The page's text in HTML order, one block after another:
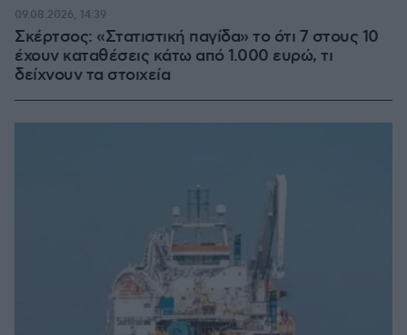
Σκέρτσος: «Στατιστική παγίδα» το ότι 7 στους 10
έχουν καταθέσεις κάτω από 1.000 ευρώ, τι
δείχνουν τα στοιχεία
09.08.2026, 14:39